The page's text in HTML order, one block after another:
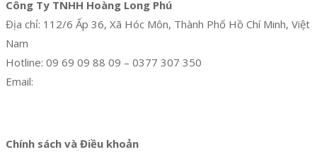
Công Ty TNHH Hoàng Long Phú
Địa chỉ: 112/6 Ấp 36, Xã Hóc Môn, Thành Phố Hồ Chí Minh, Việt
Nam
Hotline: 09 69 09 88 09 – 0377 307 350
Email:
Chính sách và Điều khoản